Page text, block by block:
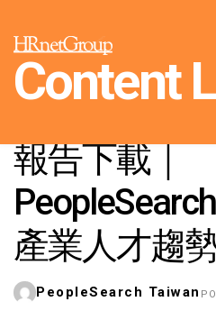
Content
報告下載｜
產業人才趨
PeopleSearch Taiwan